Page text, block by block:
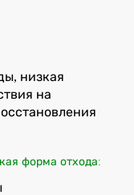
низкая
на
форма отхода: